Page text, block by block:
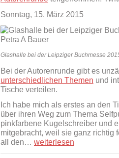
Sonntag, 15. März 2015
Glashalle bei der Leipziger Buchmesse
Bei der Autorenrunde gibt es
unterschiedlichen Themen und
Tische verteilen.
Ich habe mich als erstes an den
über ihren Weg zum Thema
pinkfarbene Kugelschreiber und
mitgebracht, weil sie ganz richtig
all den… weiterlesen